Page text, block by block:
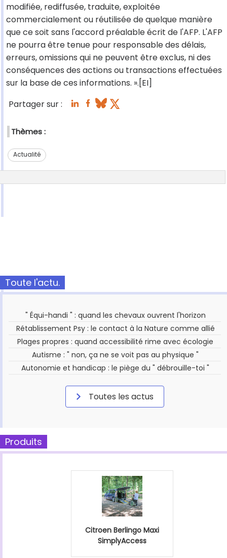
modifiée, rediffusée, traduite, exploitée
commercialement ou réutilisée de quelque manière
que ce soit sans l'accord préalable écrit de l'AFP. L'AFP
ne pourra être tenue pour responsable des délais,
erreurs, omissions qui ne peuvent être exclus, ni des
conséquences des actions ou transactions effectuées
sur la base de ces informations. ».[EI]
Partager sur :
Thèmes :
Actualité
Toute l'actu.
" Équi-handi " : quand les chevaux ouvrent l'horizon
Rétablissement Psy : le contact à la Nature comme allié
Plages propres : quand accessibilité rime avec écologie
Autisme : " non, ça ne se voit pas au physique "
Autonomie et handicap : le piège du " débrouille-toi "
Toutes les actus
Produits
Citroen Berlingo Maxi
SimplyAccess